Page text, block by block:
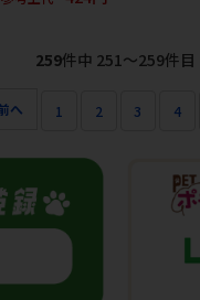
259件中 251〜259件目
1 2 3 4